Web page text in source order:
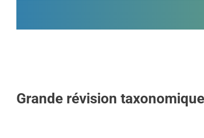
Grande révision